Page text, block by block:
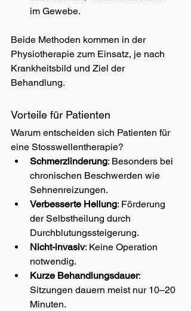
im Gewebe.
Beide Methoden kommen in der
Physiotherapie zum Einsatz, je nach
Krankheitsbild und Ziel der
Behandlung.
Vorteile für Patienten
Warum entscheiden sich Patienten für
eine Stosswellentherapie?
Schmerzlinderung: Besonders bei
chronischen Beschwerden wie
Sehnenreizungen.
Verbesserte Heilung: Förderung
der Selbstheilung durch
Durchblutungssteigerung.
Nicht-invasiv: Keine Operation
notwendig.
Kurze Behandlungsdauer:
Sitzungen dauern meist nur 10–20
Minuten.